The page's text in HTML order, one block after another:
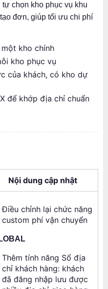
chọn kho phục vụ khu
đơn, giúp tối ưu chi phí
kho chính
kho phục vụ
của khách, có kho dự
để khớp địa chỉ chuẩn
Nội dung cập nhật
Điều chỉnh lại chức năng
custom phí vận chuyển
Thêm tính năng Sổ địa
chỉ khách hàng: khách
đã đăng nhập lưu được